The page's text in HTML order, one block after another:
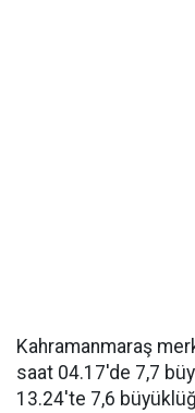
Kahramanmaraş
saat 04.17'de 7,7
13.24'te 7,6